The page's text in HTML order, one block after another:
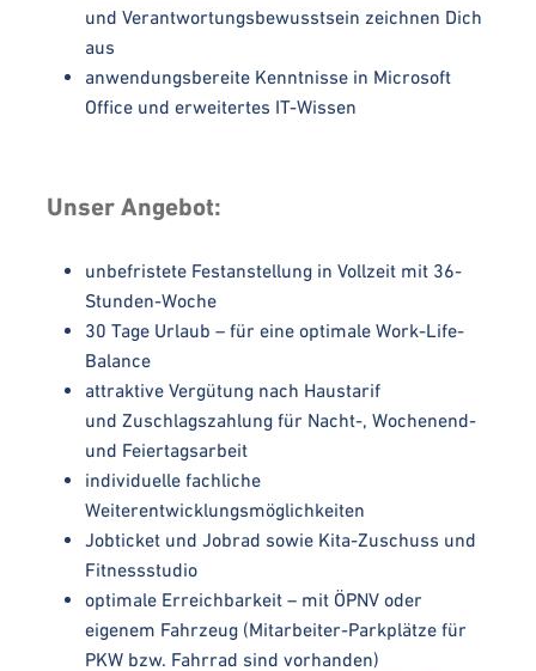
und Verantwortungsbewusstsein zeichnen Dich
aus
anwendungsbereite Kenntnisse in Microsoft
Office und erweitertes IT-Wissen
Unser Angebot:
unbefristete Festanstellung in Vollzeit mit 36-
Stunden-Woche
30 Tage Urlaub – für eine optimale Work-Life-
Balance
attraktive Vergütung nach Haustarif
und Zuschlagszahlung für Nacht-, Wochenend-
und Feiertagsarbeit
individuelle fachliche
Weiterentwicklungsmöglichkeiten
Jobticket und Jobrad sowie Kita-Zuschuss und
Fitnessstudio
optimale Erreichbarkeit – mit ÖPNV oder
eigenem Fahrzeug (Mitarbeiter-Parkplätze für
PKW bzw. Fahrrad sind vorhanden)